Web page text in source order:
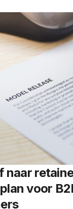
naar
voor